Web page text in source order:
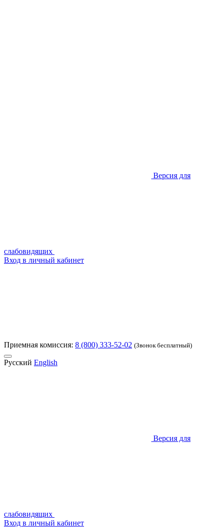
Версия для
слабовидящих
Вход в личный кабинет
Приемная комиссия: 8 (800) 333-52-02 (Звонок бесплатный)
Русский English
Версия для
слабовидящих
Вход в личный кабинет